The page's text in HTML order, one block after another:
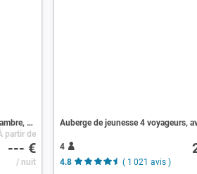
Auberge de jeunesse Agriturismo, 1 chambre, avec wifi
partir de
--- €
/ nuit
Auberge de jeunesse 4 voyageurs,
4
4.8
( 1 021 avis )